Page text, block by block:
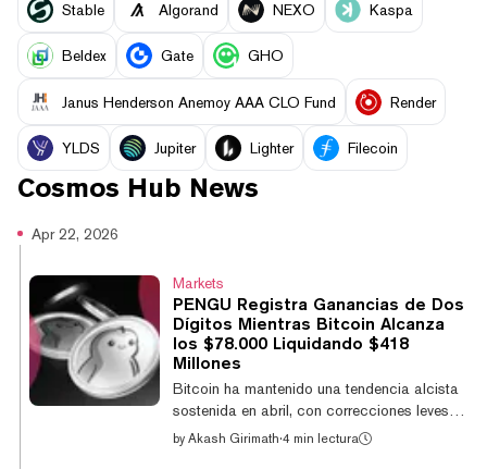
​​Stable Algorand NEXO Kaspa
Beldex Gate GHO
Janus Henderson Anemoy AAA CLO Fund Render
YLDS Jupiter Lighter Filecoin
Cosmos Hub News
Apr 22, 2026
Markets
PENGU Registra Ganancias de Dos
Dígitos Mientras Bitcoin Alcanza
los $78.000 Liquidando $418
Millones
Bitcoin ha mantenido una tendencia alcista
sostenida en abril, con correcciones leves
que han permitido a las altcoins extender sus
by Akash Girimath·4 min lectura